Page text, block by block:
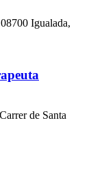
Igualada,
de Santa